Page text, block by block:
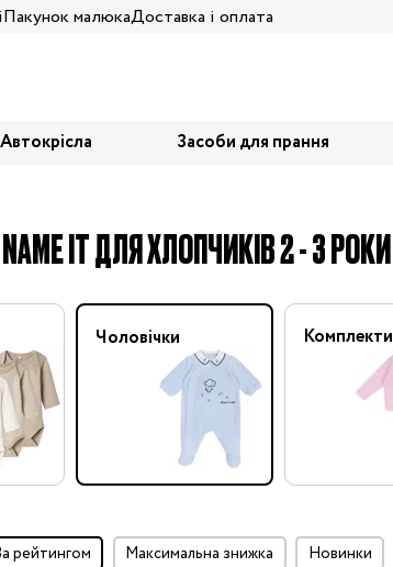
Пакунок малюкаДоставка і оплата
Автокрісла Засоби для прання
IT ДЛЯ ХЛОПЧИКІВ 2 - 3 РОКИ
Чоловічки Комплекти
за рейтингом максимальна знижка Новинки